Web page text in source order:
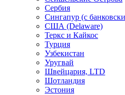
Сербия
Сингапур (c
США (Delaware)
Теркс и Кайкос
Турция
Узбекистан
Уругвай
Швейцария, LTD
Шотландия
Эстония